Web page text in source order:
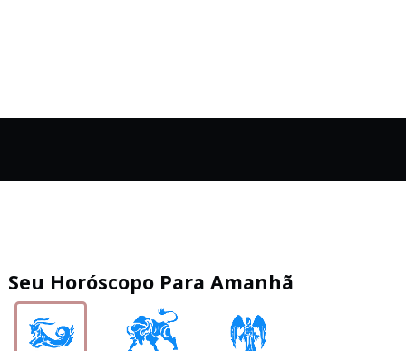
Seu Horóscopo Para Amanhã